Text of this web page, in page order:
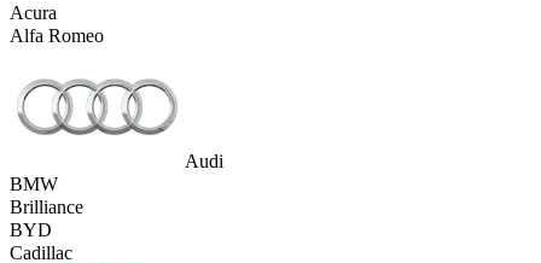
Acura
Alfa Romeo
Audi
BMW
Brilliance
BYD
Cadillac